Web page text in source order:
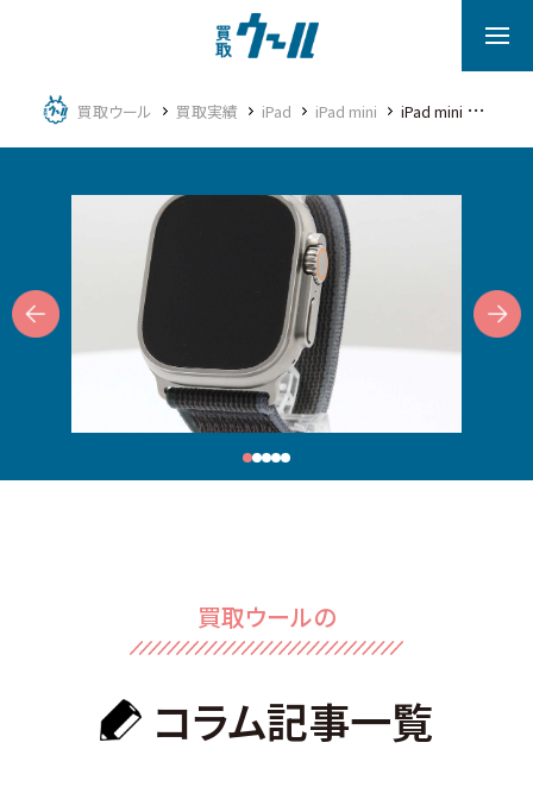
買取ウール 買取実績 iPad iPad mini iPad mini 第5世代
買取ウールの
コラム記事⼀覧